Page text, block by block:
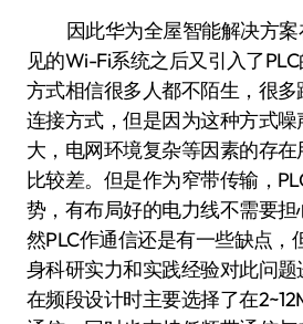
因此华为全屋智能解决方
见的Wi-Fi系统之后又引入了
方式相信很多人都不陌生，很多
连接方式，但是因为这种方式
大，电网环境复杂等因素的存
比较差。但是作为窄带传输，
势，有布局好的电力线不需要
然PLC作通信还是有一些缺点，
身科研实力和实践经验对此问
在频段设计时主要选择了在